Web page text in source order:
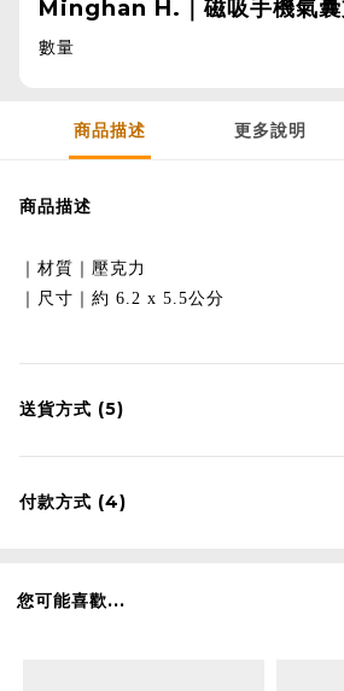
Minghan H.｜磁吸手機氣囊
數量
商品描述 更多說明
商品描述
｜材質｜壓克力
｜尺寸｜約 6.2 x 5.5公分
送貨方式 (5)
付款方式 (4)
您可能喜歡...